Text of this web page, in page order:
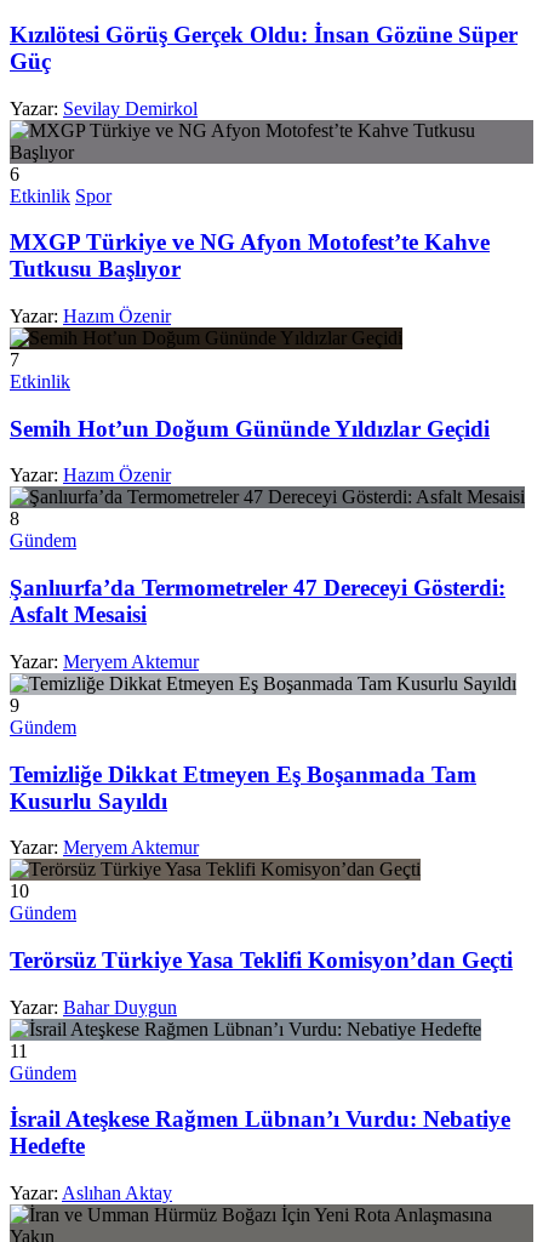
Kızılötesi Görüş Gerçek Oldu: İnsan Gözüne Süper
Güç
Yazar: Sevilay Demirkol
6
Etkinlik Spor
MXGP Türkiye ve NG Afyon Motofest’te Kahve
Tutkusu Başlıyor
Yazar: Hazım Özenir
7
Etkinlik
Semih Hot’un Doğum Gününde Yıldızlar Geçidi
Yazar: Hazım Özenir
8
Gündem
Şanlıurfa’da Termometreler 47 Dereceyi Gösterdi:
Asfalt Mesaisi
Yazar: Meryem Aktemur
9
Gündem
Temizliğe Dikkat Etmeyen Eş Boşanmada Tam
Kusurlu Sayıldı
Yazar: Meryem Aktemur
10
Gündem
Terörsüz Türkiye Yasa Teklifi Komisyon’dan Geçti
Yazar: Bahar Duygun
11
Gündem
İsrail Ateşkese Rağmen Lübnan’ı Vurdu: Nebatiye
Hedefte
Yazar: Aslıhan Aktay